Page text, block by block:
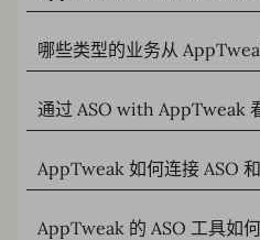
哪些类型的业务从
通过 ASO with AppTweak
AppTweak 如何连接 ASO
AppTweak 的 ASO 工具如